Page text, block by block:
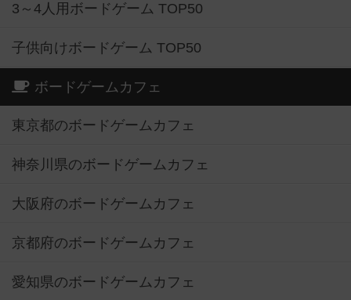
3～4人用ボードゲーム TOP50
子供向けボードゲーム TOP50
ボードゲームカフェ
東京都のボードゲームカフェ
神奈川県のボードゲームカフェ
大阪府のボードゲームカフェ
京都府のボードゲームカフェ
愛知県のボードゲームカフェ